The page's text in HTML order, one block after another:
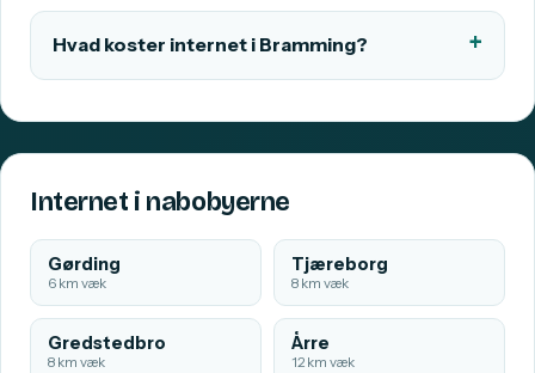
Hvad koster internet i Bramming?
Internet i nabobyerne
Gørding
6 km væk
Tjæreborg
8 km væk
Gredstedbro
8 km væk
Årre
12 km væk